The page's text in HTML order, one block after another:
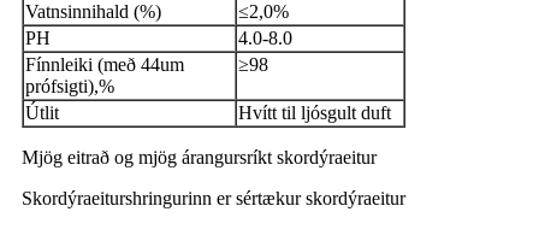
Vatnsinnihald (%)
≤2,0%
PH
4.0-8.0
Fínnleiki (með 44um
prófsigti),%
≥98
Útlit Hvítt til ljósgult duft
Mjög eitrað og mjög árangursríkt skordýraeitur
Skordýraeiturshringurinn er sértækur skordýraeitur